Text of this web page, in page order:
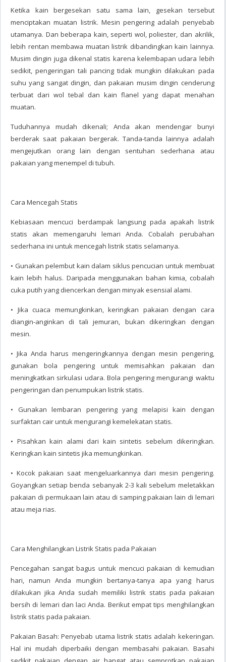
Ketika kain bergesekan satu sama lain, gesekan tersebut
menciptakan muatan listrik. Mesin pengering adalah penyebab
utamanya. Dan beberapa kain, seperti wol, poliester, dan akrilik,
lebih rentan membawa muatan listrik dibandingkan kain lainnya.
Musim dingin juga dikenal statis karena kelembapan udara lebih
sedikit, pengeringan tali pancing tidak mungkin dilakukan pada
suhu yang sangat dingin, dan pakaian musim dingin cenderung
terbuat dari wol tebal dan kain flanel yang dapat menahan
muatan.
Tuduhannya mudah dikenali; Anda akan mendengar bunyi
berderak saat pakaian bergerak. Tanda-tanda lainnya adalah
mengejutkan orang lain dengan sentuhan sederhana atau
pakaian yang menempel di tubuh.
Cara Mencegah Statis
Kebiasaan mencuci berdampak langsung pada apakah listrik
statis akan memengaruhi lemari Anda. Cobalah perubahan
sederhana ini untuk mencegah listrik statis selamanya.
• Gunakan pelembut kain dalam siklus pencucian untuk membuat
kain lebih halus. Daripada menggunakan bahan kimia, cobalah
cuka putih yang diencerkan dengan minyak esensial alami.
• Jika cuaca memungkinkan, keringkan pakaian dengan cara
diangin-anginkan di tali jemuran, bukan dikeringkan dengan
mesin.
• Jika Anda harus mengeringkannya dengan mesin pengering,
gunakan bola pengering untuk memisahkan pakaian dan
meningkatkan sirkulasi udara. Bola pengering mengurangi waktu
pengeringan dan penumpukan listrik statis.
• Gunakan lembaran pengering yang melapisi kain dengan
surfaktan cair untuk mengurangi kemelekatan statis.
• Pisahkan kain alami dari kain sintetis sebelum dikeringkan.
Keringkan kain sintetis jika memungkinkan.
• Kocok pakaian saat mengeluarkannya dari mesin pengering.
Goyangkan setiap benda sebanyak 2-3 kali sebelum meletakkan
pakaian di permukaan lain atau di samping pakaian lain di lemari
atau meja rias.
Cara Menghilangkan Listrik Statis pada Pakaian
Pencegahan sangat bagus untuk mencuci pakaian di kemudian
hari, namun Anda mungkin bertanya-tanya apa yang harus
dilakukan jika Anda sudah memiliki listrik statis pada pakaian
bersih di lemari dan laci Anda. Berikut empat tips menghilangkan
listrik statis pada pakaian.
Pakaian Basah: Penyebab utama listrik statis adalah kekeringan.
Hal ini mudah diperbaiki dengan membasahi pakaian. Basahi